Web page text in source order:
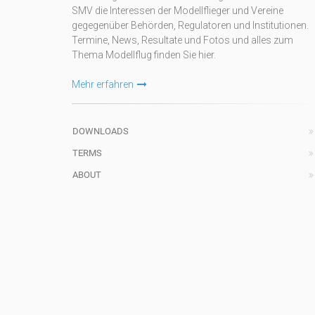
SMV die Interessen der Modellflieger und Vereine
gegegenüber Behörden, Regulatoren und Institutionen.
Termine, News, Resultate und Fotos und alles zum
Thema Modellflug finden Sie hier.
Mehr erfahren
DOWNLOADS
TERMS
ABOUT